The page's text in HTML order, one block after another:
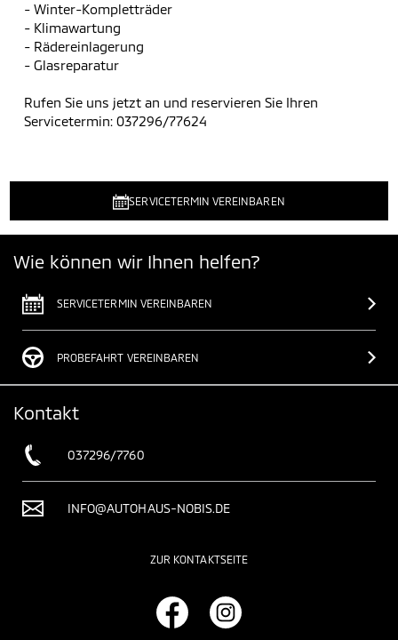
- Winter-Kompletträder
- Klimawartung
- Rädereinlagerung
- Glasreparatur
Rufen Sie uns jetzt an und reservieren Sie Ihren
Servicetermin: 037296/77624
SERVICETERMIN VEREINBAREN
Wie können wir Ihnen helfen?
SERVICETERMIN VEREINBAREN
PROBEFAHRT VEREINBAREN
Kontakt
037296/7760
INFO@AUTOHAUS-NOBIS.DE
ZUR KONTAKTSEITE